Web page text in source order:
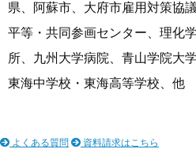
県、阿蘇市、大府市雇用対策協
平等・共同参画センター、理化
所、九州大学病院、青山学院大
東海中学校・東海高等学校、他
よくある質問 資料請求はこちら